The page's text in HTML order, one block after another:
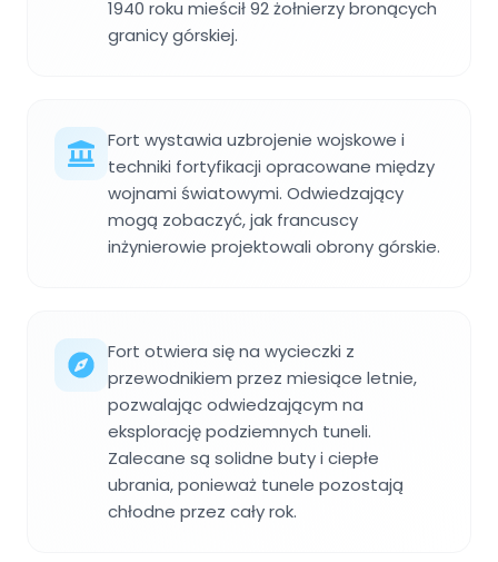
1940 roku mieścił 92 żołnierzy bronących
granicy górskiej.
Fort wystawia uzbrojenie wojskowe i
techniki fortyfikacji opracowane między
wojnami światowymi. Odwiedzający
mogą zobaczyć, jak francuscy
inżynierowie projektowali obrony górskie.
Fort otwiera się na wycieczki z
przewodnikiem przez miesiące letnie,
pozwalając odwiedzającym na
eksplorację podziemnych tuneli.
Zalecane są solidne buty i ciepłe
ubrania, ponieważ tunele pozostają
chłodne przez cały rok.